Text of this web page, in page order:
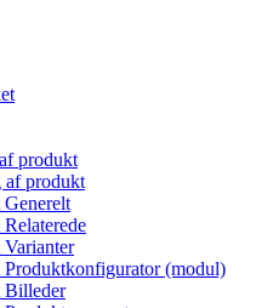
produkt
af produkt
Generelt
Varianter
Produktkonfigurator (modul)
Billeder